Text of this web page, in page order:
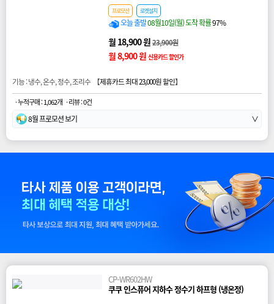
프로모션 로켓설치
오늘 출발08월10일(월) 도착 확률97%
월 18,900 원23,900원
월 8,900 원 신용카드 할인가
기능 : 냉수, 온수, 정수, 조리수 【제휴카드 최대 23,000원 할인】
· 누적구매 : 1,062개 · 리뷰 : 0건
8월 프로모션 보기 ∨
CP-WR602HW
쿠쿠 인스퓨어 지하수 정수기 하프형 (냉온정)